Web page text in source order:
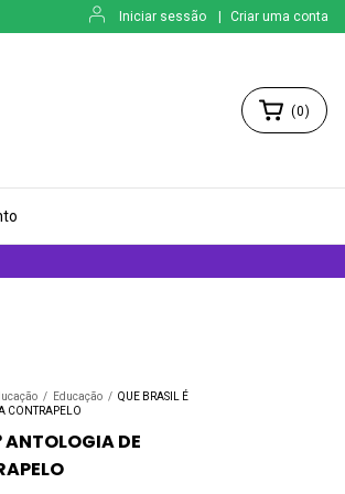
Iniciar sessão Criar uma conta
(0)
/ Educação / QUE BRASIL É
CONTRAPELO
ANTOLOGIA DE